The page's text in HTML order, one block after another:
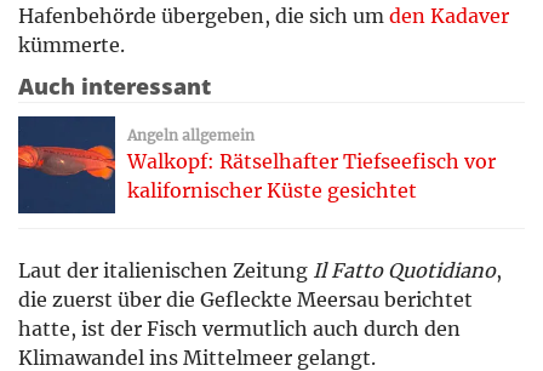
Hafenbehörde übergeben, die sich um den Kadaver
kümmerte.
Auch interessant
Angeln allgemein
Walkopf: Rätselhafter Tiefseefisch vor
kalifornischer Küste gesichtet
Laut der italienischen Zeitung Il Fatto Quotidiano,
die zuerst über die Gefleckte Meersau berichtet
hatte, ist der Fisch vermutlich auch durch den
Klimawandel ins Mittelmeer gelangt.